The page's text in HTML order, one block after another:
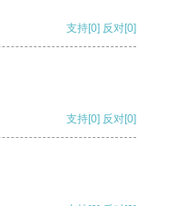
支持[0] 反对[0]
支持[0] 反对[0]